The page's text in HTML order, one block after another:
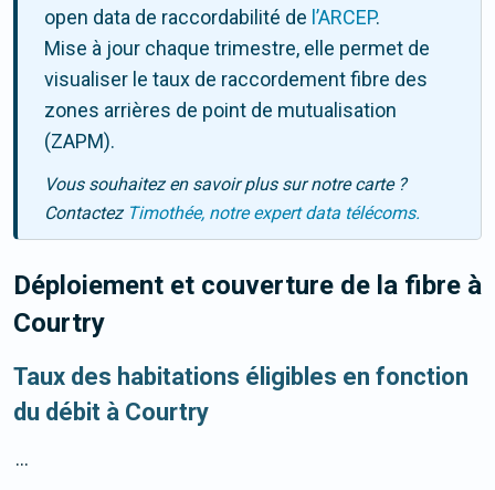
open data de raccordabilité de l’ARCEP.
Mise à jour chaque trimestre, elle permet de
visualiser le taux de raccordement fibre des
zones arrières de point de mutualisation
(ZAPM).
Vous souhaitez en savoir plus sur notre carte ?
Contactez Timothée, notre expert data télécoms.
Déploiement et couverture de la fibre à
Courtry
Taux des habitations éligibles en fonction
du débit à Courtry
...